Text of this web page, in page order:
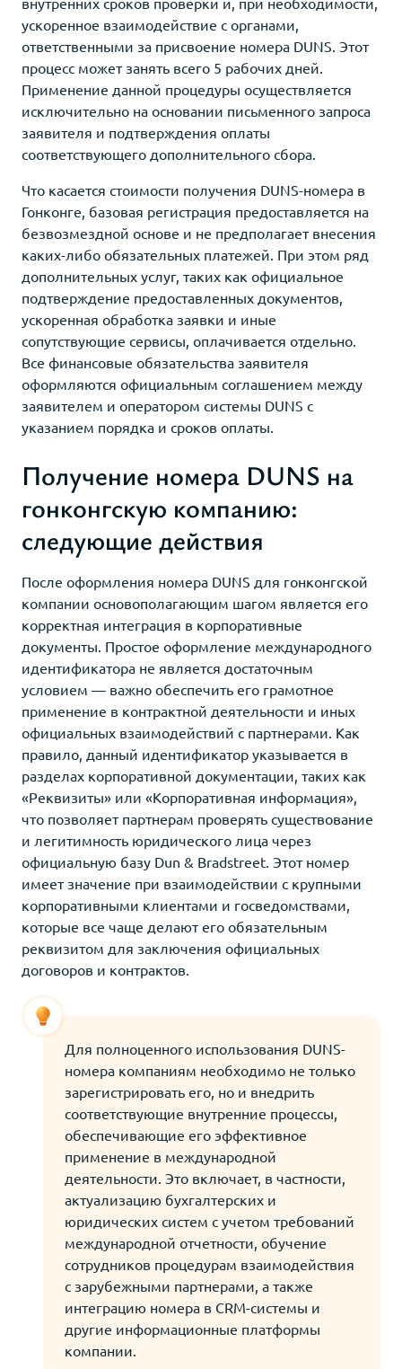
ускоренное взаимодействие с органами,
ответственными за присвоение номера DUNS. Этот
процесс может занять всего 5 рабочих дней.
Применение данной процедуры осуществляется
исключительно на основании письменного запроса
заявителя и подтверждения оплаты
соответствующего дополнительного сбора.
Что касается стоимости получения DUNS-номера в
Гонконге, базовая регистрация предоставляется на
безвозмездной основе и не предполагает внесения
каких-либо обязательных платежей. При этом ряд
дополнительных услуг, таких как официальное
подтверждение предоставленных документов,
ускоренная обработка заявки и иные
сопутствующие сервисы, оплачивается отдельно.
Все финансовые обязательства заявителя
оформляются официальным соглашением между
заявителем и оператором системы DUNS с
указанием порядка и сроков оплаты.
Получение номера DUNS на
гонконгскую компанию:
следующие действия
После оформления номера DUNS для гонконгской
компании основополагающим шагом является его
корректная интеграция в корпоративные
документы. Простое оформление международного
идентификатора не является достаточным
условием — важно обеспечить его грамотное
применение в контрактной деятельности и иных
официальных взаимодействий с партнерами. Как
правило, данный идентификатор указывается в
разделах корпоративной документации, таких как
«Реквизиты» или «Корпоративная информация»,
что позволяет партнерам проверять существование
и легитимность юридического лица через
официальную базу Dun & Bradstreet. Этот номер
имеет значение при взаимодействии с крупными
корпоративными клиентами и госведомствами,
которые все чаще делают его обязательным
реквизитом для заключения официальных
договоров и контрактов.
Для полноценного использования DUNS-
номера компаниям необходимо не только
зарегистрировать его, но и внедрить
соответствующие внутренние процессы,
обеспечивающие его эффективное
применение в международной
деятельности. Это включает, в частности,
актуализацию бухгалтерских и
юридических систем с учетом требований
международной отчетности, обучение
сотрудников процедурам взаимодействия
с зарубежными партнерами, а также
интеграцию номера в CRM-системы и
другие информационные платформы
компании.